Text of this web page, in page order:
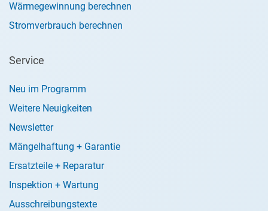
Wärmegewinnung berechnen
Stromverbrauch berechnen
Service
Neu im Programm
Weitere Neuigkeiten
Newsletter
Mängelhaftung + Garantie
Ersatzteile + Reparatur
Inspektion + Wartung
Ausschreibungstexte